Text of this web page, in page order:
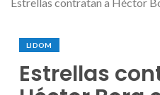
LIDOM
Estrellas